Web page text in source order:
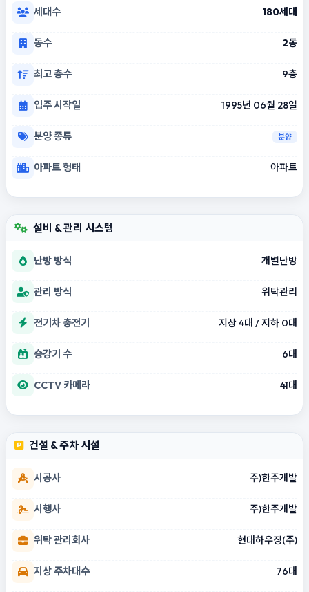
세대수 180세대
동수 2동
최고 층수 9층
입주 시작일 1995년 06월 28일
분양 종류 분양
아파트 형태 아파트
설비 & 관리 시스템
난방 방식 개별난방
관리 방식 위탁관리
전기차 충전기 지상 4대 / 지하 0대
승강기 수 6대
CCTV 카메라 41대
건설 & 주차 시설
시공사 주)한주개발
시행사 주)한주개발
위탁 관리회사 현대하우징(주)
지상 주차대수 76대